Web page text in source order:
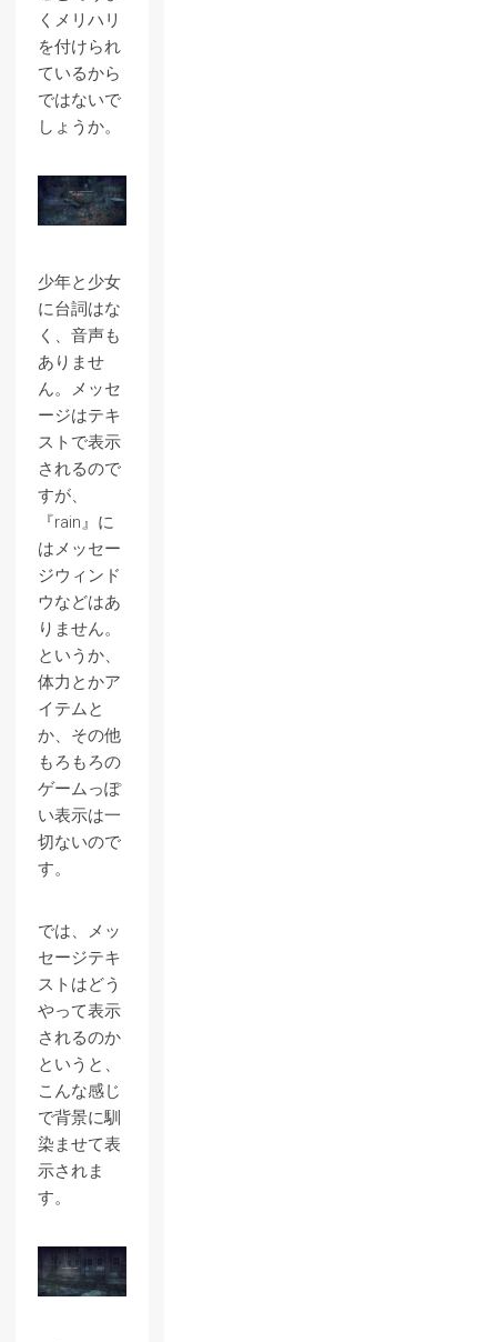
くメリハリ
を付けられ
ているから
ではないで
しょうか。
少年と少女
に台詞はな
く、音声も
ありませ
ん。メッセ
ージはテキ
ストで表示
されるので
すが、
『rain』に
はメッセー
ジウィンド
ウなどはあ
りません。
というか、
体力とかア
イテムと
か、その他
もろもろの
ゲームっぽ
い表示は一
切ないので
す。
では、メッ
セージテキ
ストはどう
やって表示
されるのか
というと、
こんな感じ
で背景に馴
染ませて表
示されま
す。